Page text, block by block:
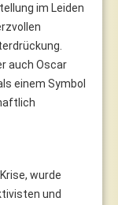
im Leiden
auch Oscar
einem Symbol
wurde
und